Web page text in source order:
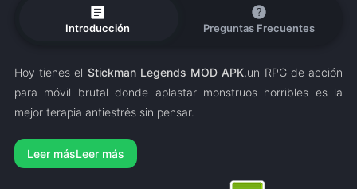
article
Introducción
help
Preguntas Frecuentes
Hoy tienes el Stickman Legends MOD APK,un RPG de acción
para móvil brutal donde aplastar monstruos horribles es la
mejor terapia antiestrés sin pensar.
Leer más